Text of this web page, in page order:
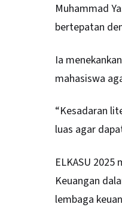
Muhammad
bertepatan
Ia
mahasiswa
“Kesadaran
luas agar
ELKASU
Keuangan
lembaga